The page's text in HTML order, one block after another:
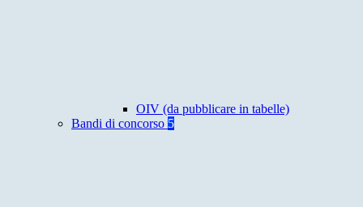
OIV (da pubblicare in tabelle)
Bandi di concorso 5